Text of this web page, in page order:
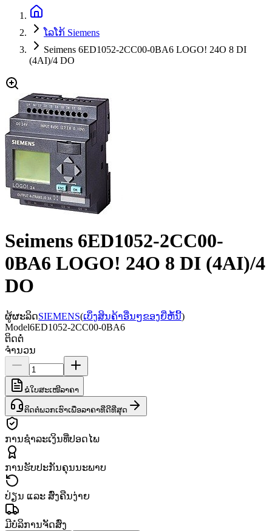
ໂລໂກ້ Siemens
Seimens 6ED1052-2CC00-0BA6 LOGO! 24O 8 DI
(4AI)/4 DO
Seimens 6ED1052-2CC00-
0BA6 LOGO! 24O 8 DI (4AI)/4
DO
ຜູ້ຜະລິດSIEMENS(ເບິ່ງສິນຄ້າອື່ນໆຂອງຍີ່ຫໍ້ນີ້)
Model6ED1052-2CC00-0BA6
ຕິດຕໍ່
ຈຳນວນ
ຂໍໃບສະເໜີລາຄາ
ຕິດຕໍ່ພວກເຮົາເພື່ອລາຄາທີ່ດີທີ່ສຸດ
ການຊຳລະເງິນທີ່ປອດໄພ
ການຮັບປະກັນຄຸນນະພາບ
ປ່ຽນ ແລະ ສົ່ງຄືນງ່າຍ
ມີບໍລິການຈັດສົ່ງ